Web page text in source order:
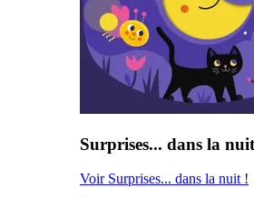
Surprises... dans la
Voir Surprises... dans la nuit !